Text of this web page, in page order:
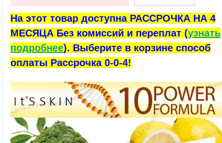
На этот товар доступна РАССРОЧКА НА 4
МЕСЯЦА Без комиссий и переплат (узнать
подробнее). Выберите в корзине способ
оплаты Рассрочка 0-0-4!